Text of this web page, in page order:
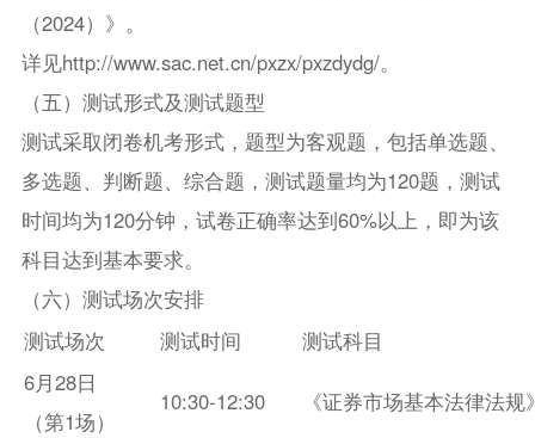
（2024）》。
详见http://www.sac.net.cn/pxzx/pxzdydg/。
（五）测试形式及测试题型
测试采取闭卷机考形式，题型为客观题，包括单选题、
多选题、判断题、综合题，测试题量均为120题，测试
时间均为120分钟，试卷正确率达到60%以上，即为该
科目达到基本要求。
（六）测试场次安排
测试场次
测试时间
测试科目
6月28日
（第1场）
10:30-12:30 《证券市场基本法律法规